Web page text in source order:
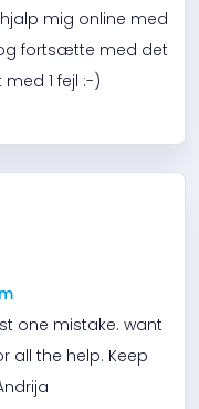
mig online med
fortsætte med det
1 fejl :-)
one mistake. want
all the help. Keep